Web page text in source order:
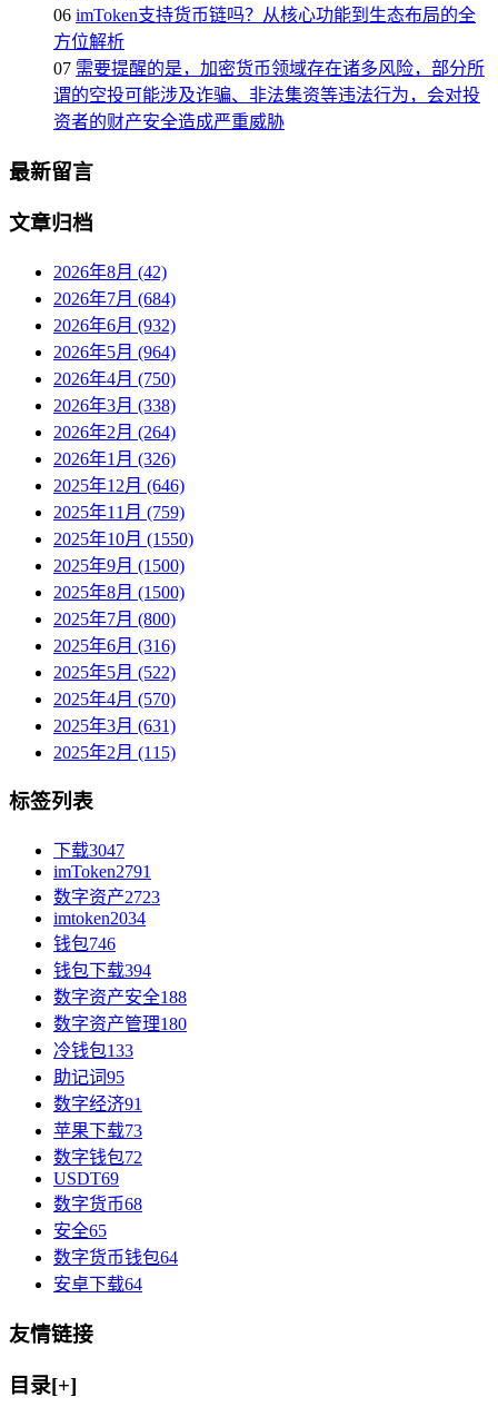
06 imToken支持货币链吗？从核心功能到生态布局的全
方位解析
07 需要提醒的是，加密货币领域存在诸多风险，部分所
谓的空投可能涉及诈骗、非法集资等违法行为，会对投
资者的财产安全造成严重威胁
最新留言
文章归档
2026年8月 (42)
2026年7月 (684)
2026年6月 (932)
2026年5月 (964)
2026年4月 (750)
2026年3月 (338)
2026年2月 (264)
2026年1月 (326)
2025年12月 (646)
2025年11月 (759)
2025年10月 (1550)
2025年9月 (1500)
2025年8月 (1500)
2025年7月 (800)
2025年6月 (316)
2025年5月 (522)
2025年4月 (570)
2025年3月 (631)
2025年2月 (115)
标签列表
下载3047
imToken2791
数字资产2723
imtoken2034
钱包746
钱包下载394
数字资产安全188
数字资产管理180
冷钱包133
助记词95
数字经济91
苹果下载73
数字钱包72
USDT69
数字货币68
安全65
数字货币钱包64
安卓下载64
友情链接
目录[+]